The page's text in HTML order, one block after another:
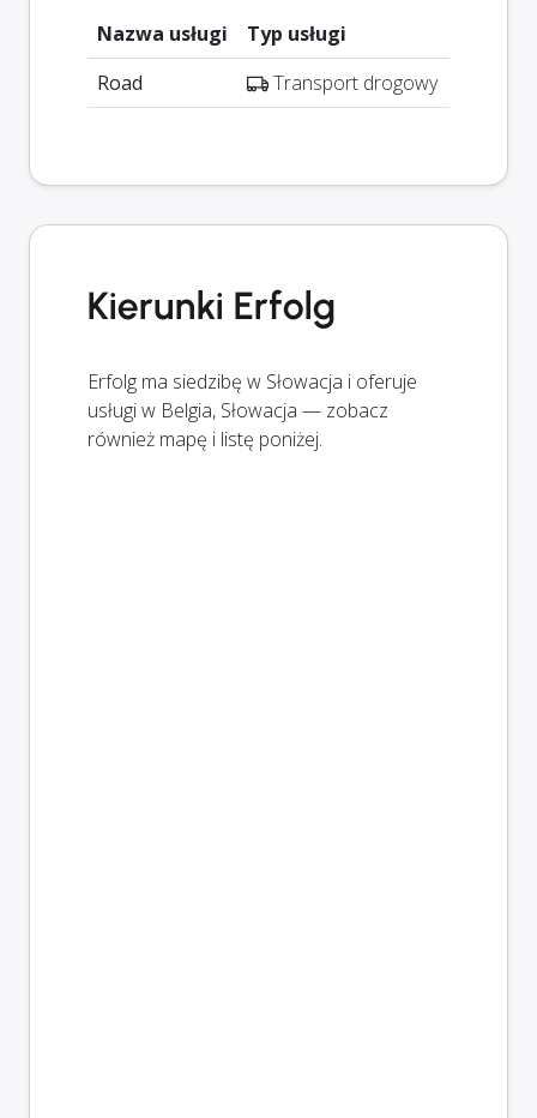
Nazwa usługi
Typ usługi
Road
Transport drogowy
Kierunki Erfolg
Erfolg ma siedzibę w Słowacja i oferuje
usługi w Belgia, Słowacja — zobacz
również mapę i listę poniżej.